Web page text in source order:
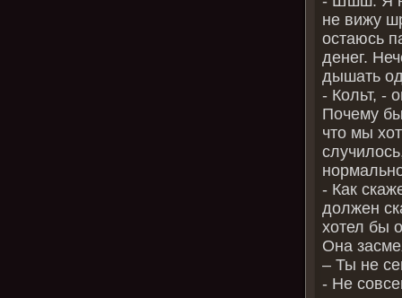
не вижу
остаюсь
денег.
дышать
- Кольт, -
Почему бы
что мы
- Как
должен
хотел бы
Она
– Ты не
- Не